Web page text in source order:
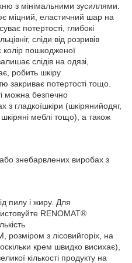
з мінімальними зусиллями.
міцний, еластичний шар на
потертості, глибокі
сліди від розривів
колір пошкодженої
слідів на одязі,
робить шкіру
закриває потертості тощо.
можна безпечно
з гладкоїшкіри (шкірянийодяг,
меблі тощо), а також
знебарвлених виробах з
пилу і жиру. Для
RENOMAT®
з лісовийгоріх, на
крем швидко висихає),
кількості продукту на